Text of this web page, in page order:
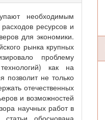
необходимым
ресурсов и
для экономики.
рынка крупных
проблему
как на
позволит не только
отечественных
и возможностей
научных работ в
обоснована